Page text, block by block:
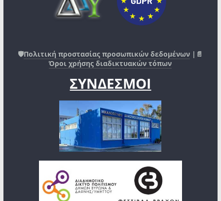
🛡️Πολιτική προστασίας προσωπικών δεδομένων |📄
Όροι χρήσης διαδικτυακών τόπων
ΣΥΝΔΕΣΜΟΙ